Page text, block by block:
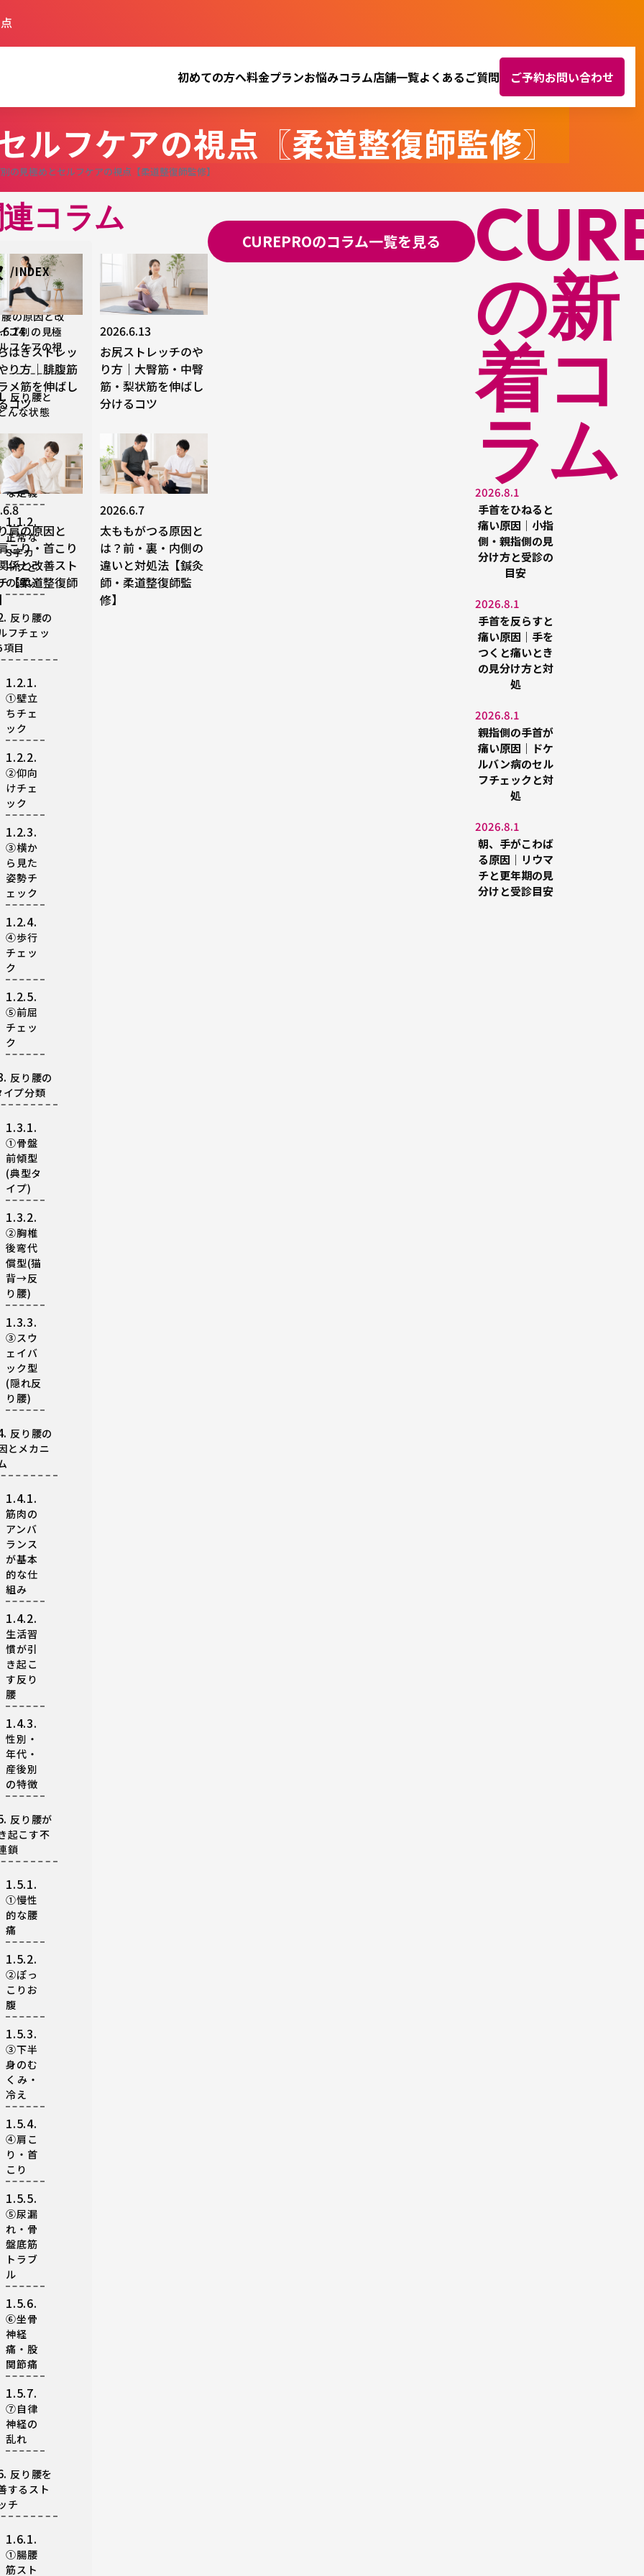
初めての方へ料金プランお悩みコラム店舗一覧よくあるご質問 ご予約お問い合わせ
ルフケアの視点〖柔道整復師監修〗
の見極めとセルフケアの視点【柔道整復師監修】
の原因と改
プ別の見極
フケアの視
反り腰と
んな状態
1.1.1.
医学的
な定義
1.1.2.
正常な
S字カ
ーブと
の違い
反り腰の
フチェッ
目
1.2.1.
①壁立
ちチェ
ック
1.2.2.
②仰向
けチェ
ック
1.2.3.
③横か
ら見た
姿勢チ
ェック
1.2.4.
④歩行
チェッ
ク
1.2.5.
⑤前屈
チェッ
ク
反り腰の
イプ分類
1.3.1.
①骨盤
前傾型
(典型タ
イプ)
1.3.2.
②胸椎
後弯代
償型(猫
背→反
り腰)
1.3.3.
③スウ
ェイバ
ック型
(隠れ反
り腰)
反り腰の
とメカニ
1.4.1.
筋肉の
アンバ
ランス
が基本
的な仕
組み
1.4.2.
生活習
慣が引
き起こ
す反り
腰
1.4.3.
性別・
年代・
産後別
の特徴
反り腰が
起こす不
鎖
1.5.1.
①慢性
的な腰
痛
1.5.2.
②ぽっ
こりお
腹
1.5.3.
③下半
身のむ
くみ・
冷え
1.5.4.
④肩こ
り・首
こり
1.5.5.
⑤尿漏
れ・骨
盤底筋
トラブ
ル
1.5.6.
⑥坐骨
神経
痛・股
関節痛
1.5.7.
⑦自律
神経の
乱れ
反り腰を
するスト
チ
1.6.1.
①腸腰
筋スト
コラム
はぎストレッ
り方｜腓腹筋
メ筋を伸ばし
コツ
2026.6.13
お尻ストレッチのや
り方｜大臀筋・中臀
筋・梨状筋を伸ばし
分けるコツ
肩の原因と
こり・首こり
係と改善スト
【柔道整復師
2026.6.7
太ももがつる原因と
は？前・裏・内側の
違いと対処法【鍼灸
師・柔道整復師監
修】
CUREPROのコラム一覧を見る
の新
着コ
ラム
2026.8.1
手首をひねると
痛い原因｜小指
側・親指側の見
分け方と受診の
目安
2026.8.1
手首を反らすと
痛い原因｜手を
つくと痛いとき
の見分け方と対
処
2026.8.1
親指側の手首が
痛い原因｜ドケ
ルバン病のセル
フチェックと対
処
2026.8.1
朝、手がこわば
る原因｜リウマ
チと更年期の見
分けと受診目安